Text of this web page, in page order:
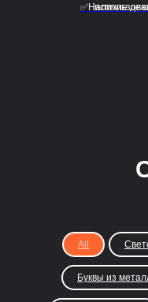
✅Наличие
All
Буквы из